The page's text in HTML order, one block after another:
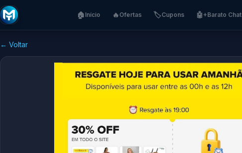
🏠 Início 🔥 Ofertas 🏷️Cupons 🤖+Barato Chat
← Voltar